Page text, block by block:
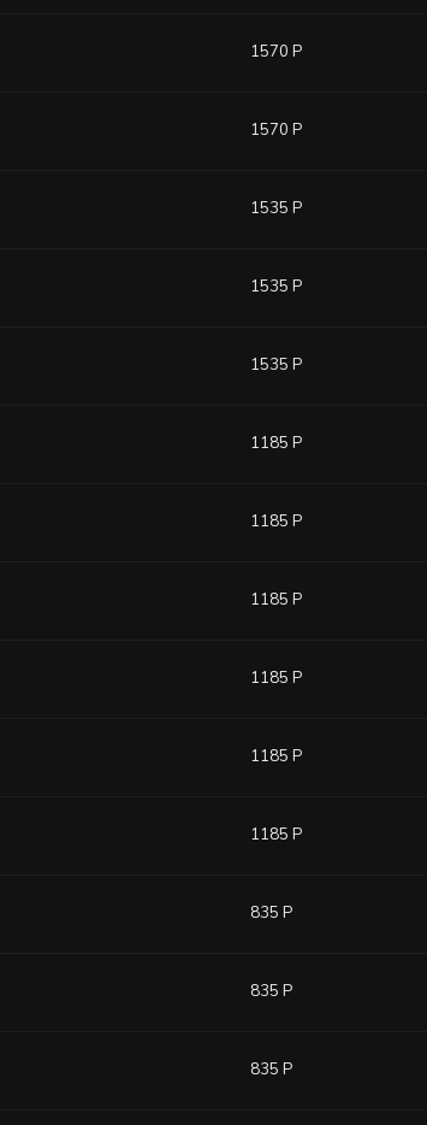
1570 Р
1570 Р
1535 Р
1535 Р
1535 Р
1185 Р
1185 Р
1185 Р
1185 Р
1185 Р
1185 Р
835 Р
835 Р
835 Р